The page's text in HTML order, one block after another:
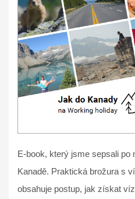
E-book, který jsme sepsali
Kanadě. Praktická brožura s
obsahuje postup, jak získat